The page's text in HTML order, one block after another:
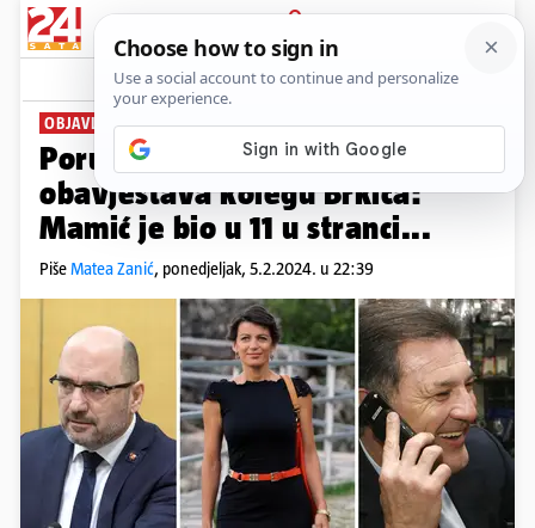
PRIJAVA
News Komentari
OBJAVLJENO JOŠ SMS-OVA
Poruke ne prestaju curiti! Rimac
obavještava kolegu Brkića:
Mamić je bio u 11 u stranci...
PišeMatea Zanić, ponedjeljak, 5.2.2024. u 22:39